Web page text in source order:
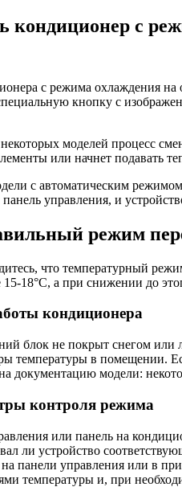
кондиционер с
с режима охлаждения
кнопку с
моделей процесс
или начнет подавать
с автоматическим
панель управления, и
режим
что температурный
18°C, а при снижении до
кондиционера
блок не покрыт снегом или
температуры в помещении.
документацию модели:
контроля режима
или панель на
ли устройство
панели управления или в
температуры и, при